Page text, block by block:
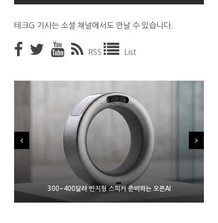
테크G 기사는 소셜 채널에서도 만날 수 있습니다.
RSS List
300~400달러 반지형 스피커 준비하는 오픈AI
조용히 스팀 프레임 검증 요구사항 바꾼 밸브
9월 4일부터 서비스 접는 안드로이드 장치용 구글 어시스턴트